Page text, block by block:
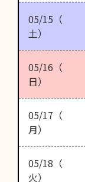
05/15（
土）
05/16（
日）
05/17（
月）
05/18（
火）